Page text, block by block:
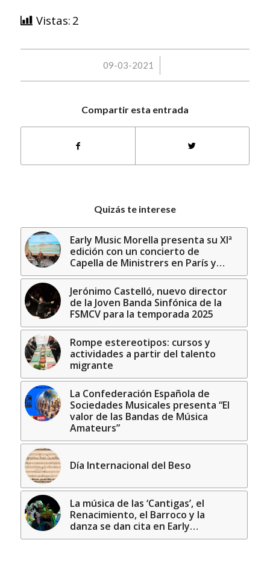
Vistas: 2
09-03-2021
/
Compartir esta entrada
Quizás te interese
Early Music Morella presenta su XIª
edición con un concierto de
Capella de Ministrers en París y…
Jerónimo Castelló, nuevo director
de la Joven Banda Sinfónica de la
FSMCV para la temporada 2025
Rompe estereotipos: cursos y
actividades a partir del talento
migrante
La Confederación Española de
Sociedades Musicales presenta “El
valor de las Bandas de Música
Amateurs”
Día Internacional del Beso
La música de las ‘Cantigas’, el
Renacimiento, el Barroco y la
danza se dan cita en Early…